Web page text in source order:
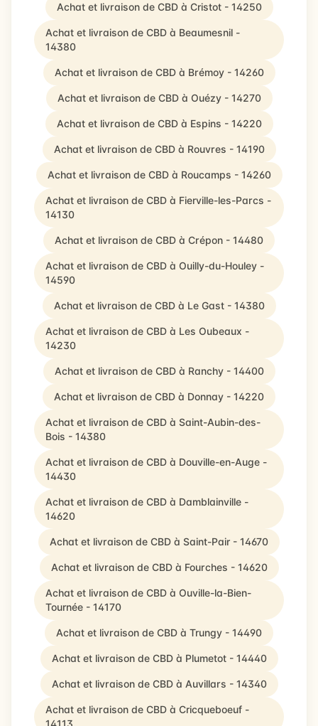
Achat et livraison de CBD à Cristot - 14250
Achat et livraison de CBD à Beaumesnil -
14380
Achat et livraison de CBD à Brémoy - 14260
Achat et livraison de CBD à Ouézy - 14270
Achat et livraison de CBD à Espins - 14220
Achat et livraison de CBD à Rouvres - 14190
Achat et livraison de CBD à Roucamps - 14260
Achat et livraison de CBD à Fierville-les-Parcs -
14130
Achat et livraison de CBD à Crépon - 14480
Achat et livraison de CBD à Ouilly-du-Houley -
14590
Achat et livraison de CBD à Le Gast - 14380
Achat et livraison de CBD à Les Oubeaux -
14230
Achat et livraison de CBD à Ranchy - 14400
Achat et livraison de CBD à Donnay - 14220
Achat et livraison de CBD à Saint-Aubin-des-
Bois - 14380
Achat et livraison de CBD à Douville-en-Auge -
14430
Achat et livraison de CBD à Damblainville -
14620
Achat et livraison de CBD à Saint-Pair - 14670
Achat et livraison de CBD à Fourches - 14620
Achat et livraison de CBD à Ouville-la-Bien-
Tournée - 14170
Achat et livraison de CBD à Trungy - 14490
Achat et livraison de CBD à Plumetot - 14440
Achat et livraison de CBD à Auvillars - 14340
Achat et livraison de CBD à Cricqueboeuf -
14113